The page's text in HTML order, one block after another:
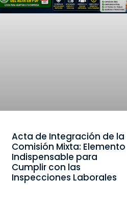
Acta de Integración de la
Comisión Mixta: Elemento
Indispensable para
Cumplir con las
Inspecciones Laborales